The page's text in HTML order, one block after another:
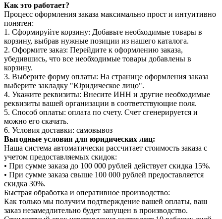
Как это работает?
Процесс оформления заказа максимально прост и интуитивно
понятен:
1. Сформируйте корзину: Добавьте необходимые товары в
корзину, выбрав нужные позиции из нашего каталога.
2. Оформите заказ: Перейдите к оформлению заказа,
убедившись, что все необходимые товары добавлены в
корзину.
3. Выберите форму оплаты: На странице оформления заказа
выберите закладку "Юридическое лицо".
4. Укажите реквизиты: Внесите ИНН и другие необходимые
реквизиты вашей организации в соответствующие поля.
5. Способ оплаты: оплата по счету. Счет сгенерируется и
можно его скачать.
6. Условия доставки: самовывоз
Выгодные условия для юридических лиц:
Наша система автоматически рассчитает стоимость заказа с
учетом предоставляемых скидок:
• При сумме заказа до 100 000 рублей действует скидка 15%.
• При сумме заказа свыше 100 000 рублей предоставляется
скидка 30%.
Быстрая обработка и оперативное производство:
Как только мы получим подтверждение вашей оплаты, ваш
заказ незамедлительно будет запущен в производство.